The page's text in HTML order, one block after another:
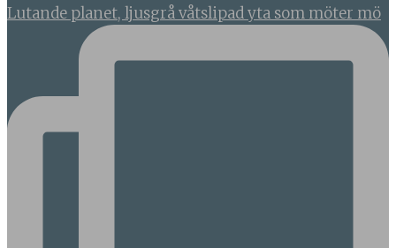
Lutande planet, ljusgrå våtslipad yta som möter mö